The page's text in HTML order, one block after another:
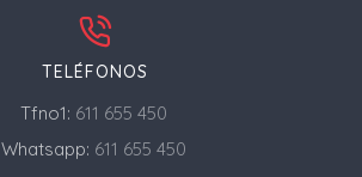
TELÉFONOS
Tfno1: 611 655 450
Whatsapp: 611 655 450